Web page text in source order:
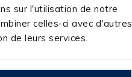
sur l'utilisation de notre
celles-ci avec d'autres
de leurs services.